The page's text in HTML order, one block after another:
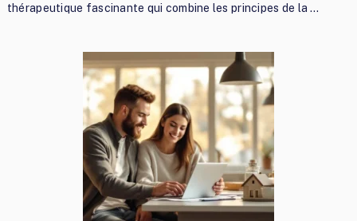
thérapeutique fascinante qui combine les principes de la …